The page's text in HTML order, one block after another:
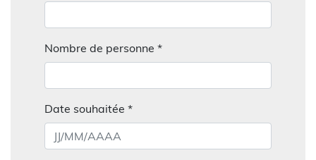
Nombre de personne *
Date souhaitée *